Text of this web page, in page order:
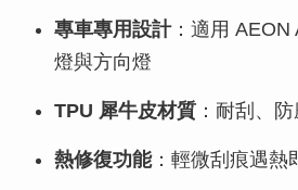
專車專用設計：適用 AEON
燈與方向燈
TPU 犀牛皮材質 ：耐刮、
熱修復功能：輕微刮痕遇熱